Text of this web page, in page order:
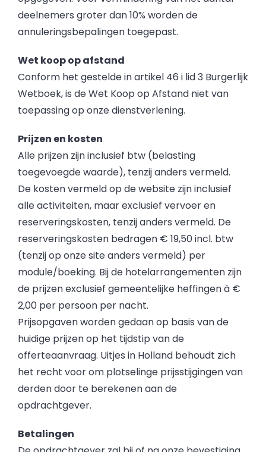
deelnemers groter dan 10% worden de
annuleringsbepalingen toegepast.
Wet koop op afstand
Conform het gestelde in artikel 46 i lid 3 Burgerlijk
Wetboek, is de Wet Koop op Afstand niet van
toepassing op onze dienstverlening.
Prijzen en kosten
Alle prijzen zijn inclusief btw (belasting
toegevoegde waarde), tenzij anders vermeld.
De kosten vermeld op de website zijn inclusief
alle activiteiten, maar exclusief vervoer en
reserveringskosten, tenzij anders vermeld. De
reserveringskosten bedragen € 19,50 incl. btw
(tenzij op onze site anders vermeld) per
module/boeking. Bij de hotelarrangementen zijn
de prijzen exclusief gemeentelijke heffingen à €
2,00 per persoon per nacht.
Prijsopgaven worden gedaan op basis van de
huidige prijzen op het tijdstip van de
offerteaanvraag. Uitjes in Holland behoudt zich
het recht voor om plotselinge prijsstijgingen van
derden door te berekenen aan de
opdrachtgever.
Betalingen